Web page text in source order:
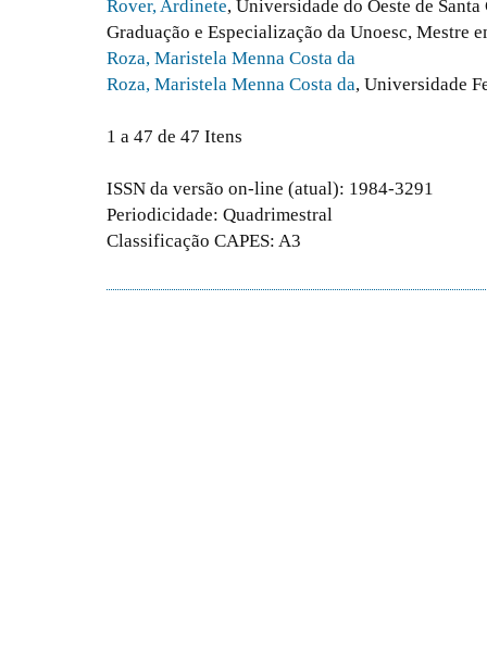
Rover, Ardinete, Universidade do Oeste de
Graduação e Especialização da Unoesc, Mestre
Roza, Maristela Menna Costa da
Roza, Maristela Menna Costa da, Universidade
1 a 47 de 47 Itens
ISSN da versão on-line (atual): 1984-3291
Periodicidade: Quadrimestral
Classificação CAPES: A3